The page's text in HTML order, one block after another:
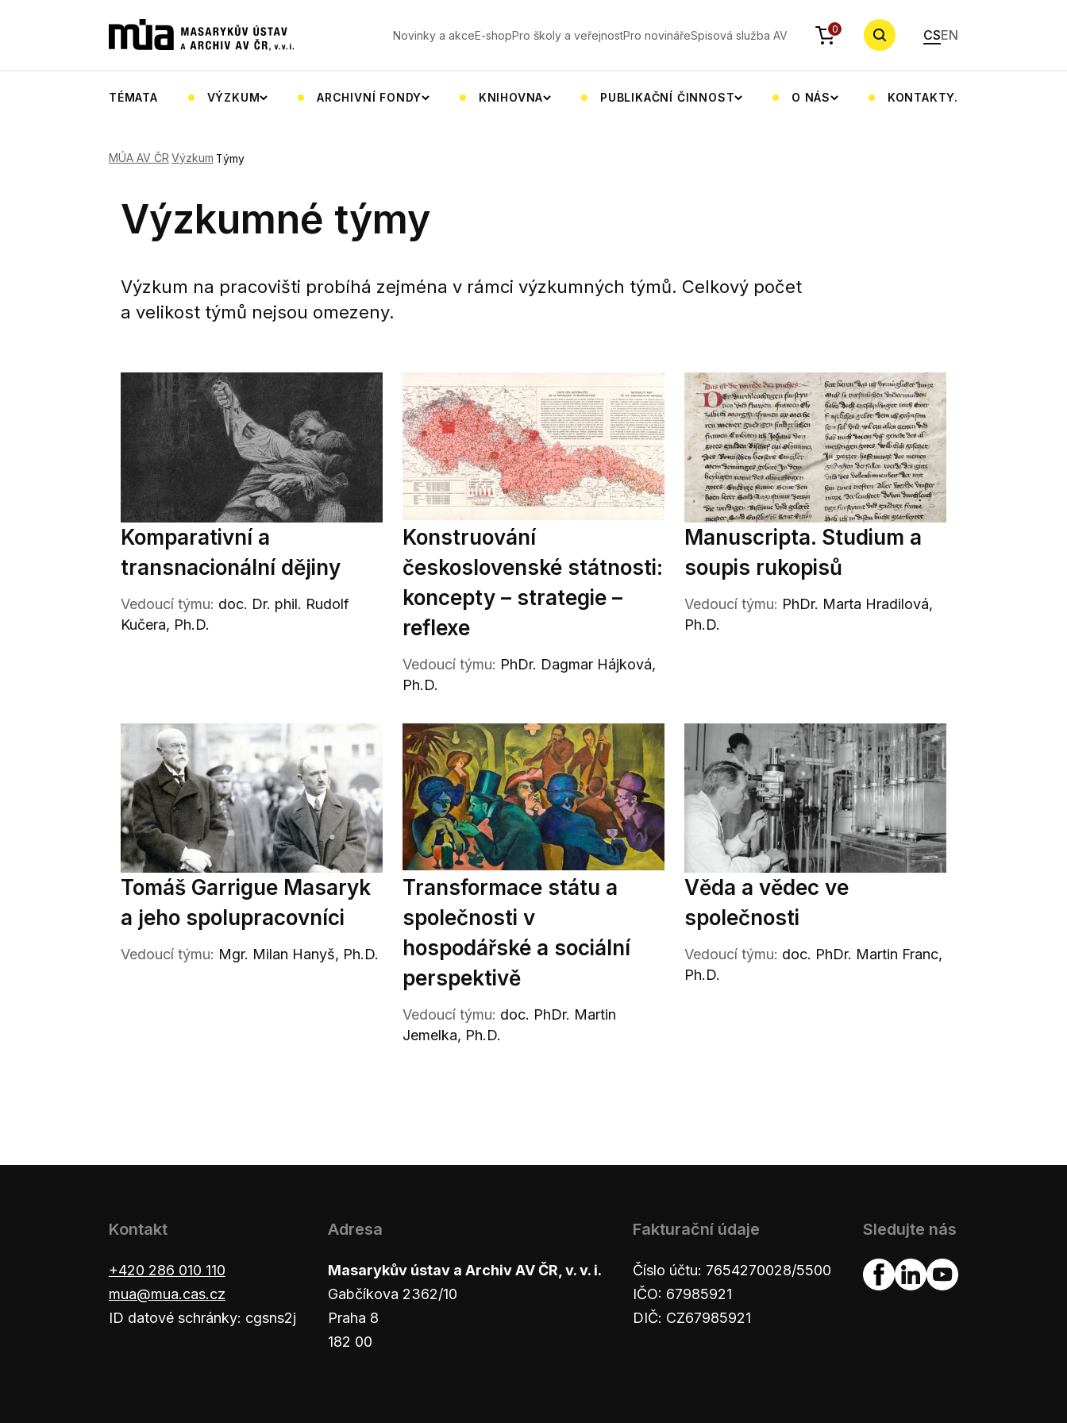
Novinky a akceE-shopPro školy a veřejnostPro novinářeSpisová služba AV 0 CSEN
TÉMATA VÝZKUM ARCHIVNÍ FONDY KNIHOVNA PUBLIKAČNÍ ČINNOST O NÁS KONTAKTY.
MÚA AV ČR Výzkum Týmy
Výzkumné týmy
Výzkum na pracovišti probíhá zejména v rámci výzkumných týmů. Celkový počet
a velikost týmů nejsou omezeny.
Komparativní a
transnacionální dějiny
Vedoucí týmu: doc. Dr. phil. Rudolf
Kučera, Ph.D.
Konstruování
československé státnosti:
koncepty – strategie –
reflexe
Vedoucí týmu: PhDr. Dagmar Hájková,
Ph.D.
Manuscripta. Studium a
soupis rukopisů
Vedoucí týmu: PhDr. Marta Hradilová,
Ph.D.
Tomáš Garrigue Masaryk
a jeho spolupracovníci
Vedoucí týmu: Mgr. Milan Hanyš, Ph.D.
Transformace státu a
společnosti v
hospodářské a sociální
perspektivě
Vedoucí týmu: doc. PhDr. Martin
Jemelka, Ph.D.
Věda a vědec ve
společnosti
Vedoucí týmu: doc. PhDr. Martin Franc,
Ph.D.
Kontakt
+420 286 010 110
mua@mua.cas.cz
ID datové schránky: cgsns2j
Adresa
Masarykův ústav a Archiv AV ČR, v. v. i.
Gabčíkova 2362/10
Praha 8
182 00
Fakturační údaje
Číslo účtu: 7654270028/5500
IČO: 67985921
DIČ: CZ67985921
Sledujte nás